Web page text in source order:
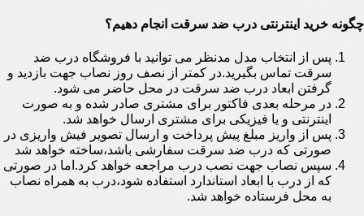
چگونه خرید اینترنتی درب ضد سرقت انجام دهیم؟
پس از انتخاب مدل مدنظر می توانید با فروشگاه درب ضد
سرقت تماس بگیرید.در کمتر از نصف روز نصاب جهت بازدید و
گرفتن ابعاد درب ضد سرقت در محل حاضر می شود.
در مرحله بعدی فاکتور برای مشتری صادر شده و به صورت
اینترنتی و یا فیزیکی برای مشتری ارسال خواهد شد.
پس از واریز مبلغ پیش پرداخت و ارسال تصویر فیش واریزی در
صورتی که درب ضد سرقت سفارشی باشد،ساخته خواهد شد
سپس نصاب جهت نصب درب مراجعه خواهد کرد.اما در صورتی
که از درب با ابعاد استاندارد استفاده شود،درب به همراه نصاب
به محل فرستاده خواهد شد.